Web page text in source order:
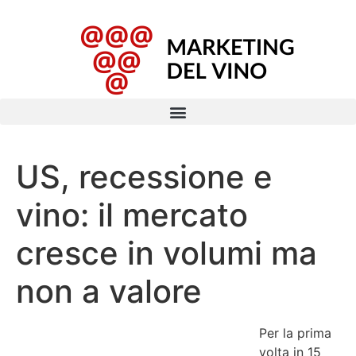
US, recessione e
vino: il mercato
cresce in volumi ma
non a valore
Per la prima
volta in 15